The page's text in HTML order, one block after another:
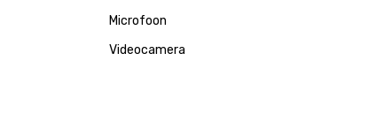
Microfoon
Videocamera